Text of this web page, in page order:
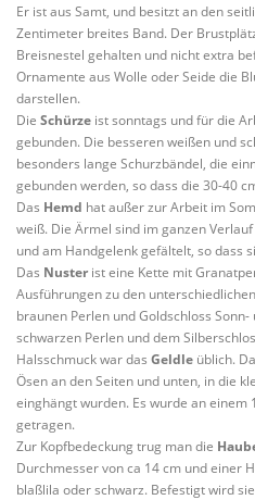
Er ist aus Samt, und besitzt an den
Zentimeter breites Band. Der
Breisnestel gehalten und nicht extra
Ornamente aus Wolle oder Seide die
darstellen.
Die Schürze ist sonntags und für die
gebunden. Die besseren weißen und
besonders lange Schurzbändel, die
gebunden werden, so dass die 30-40
Das Hemd hat außer zur Arbeit im
weiß. Die Ärmel sind im ganzen
und am Handgelenk gefältelt, so dass
Das Nuster ist eine Kette mit
Ausführungen zu den
braunen Perlen und Goldschloss
schwarzen Perlen und dem
Halsschmuck war das Geldle üblich.
Ösen an den Seiten und unten, in die
einghängt wurden. Es wurde an einem
getragen.
Zur Kopfbedeckung trug man die
Durchmesser von ca 14 cm und einer
blaßlila oder schwarz. Befestigt wird